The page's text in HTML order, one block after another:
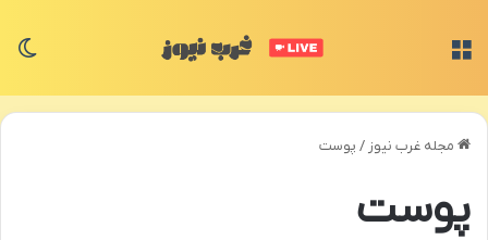
مجله غرب نیوز / پوست
پوست